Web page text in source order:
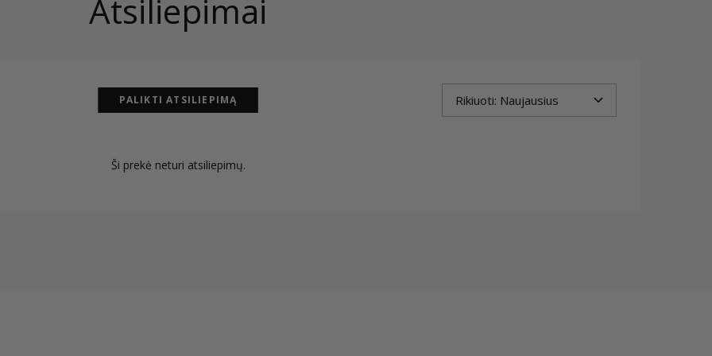
Atsiliepimai
PALIKTI ATSILIEPIMĄ
Ši prekė neturi atsiliepimų.